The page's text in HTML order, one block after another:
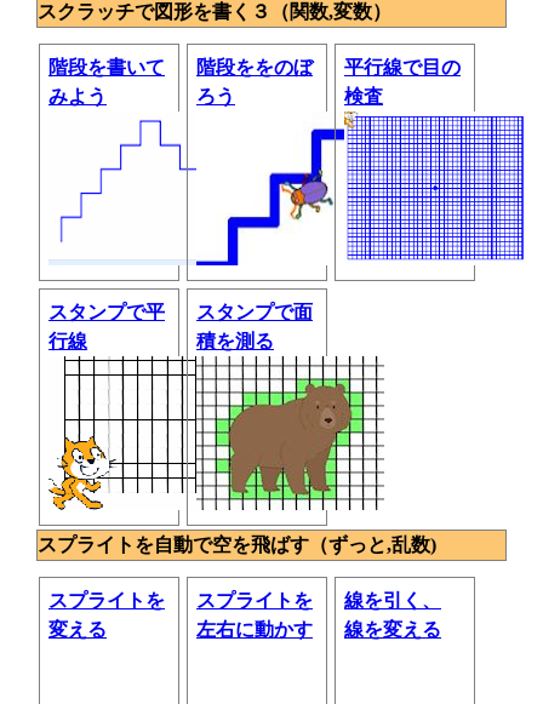
スクラッチで図形を書く３（関数,変数）
階段を書いて
みよう
階段ををのぼ
ろう
平行線で目の
検査
スタンプで平
行線
スタンプで面
積を測る
スプライトを自動で空を飛ばす（ずっと,乱数)
スプライトを
変える
スプライトを
左右に動かす
線を引く、
線を変える